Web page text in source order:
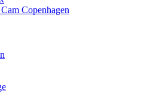
Copenhagen